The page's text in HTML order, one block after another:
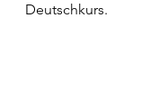
Deutschkurs.